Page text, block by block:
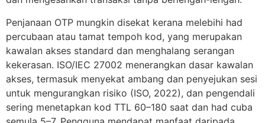
Penjanaan OTP mungkin disekat kerana melebihi had
percubaan atau tamat tempoh kod, yang merupakan
kawalan akses standard dan menghalang serangan
kekerasan. ISO/IEC 27002 menerangkan dasar kawalan
akses, termasuk menyekat ambang dan penyejukan sesi
untuk mengurangkan risiko (ISO, 2022), dan pengendali
sering menetapkan kod TTL 60–180 saat dan had cuba